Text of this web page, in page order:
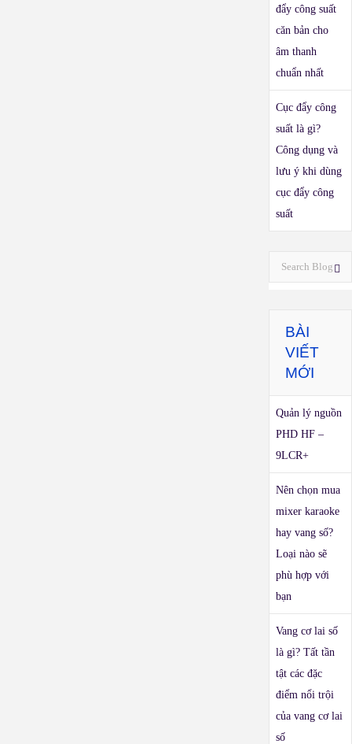
đẩy công suất
căn bản cho
âm thanh
chuẩn nhất
Cục đẩy công
suất là gì?
Công dụng và
lưu ý khi dùng
cục đẩy công
suất
BÀI
VIẾT
MỚI
Quản lý nguồn
PHD HF –
9LCR+
Nên chọn mua
mixer karaoke
hay vang số?
Loại nào sẽ
phù hợp với
bạn
Vang cơ lai số
là gì? Tất tần
tật các đặc
điểm nổi trội
của vang cơ lai
số